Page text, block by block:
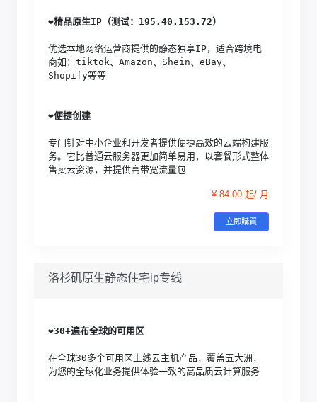
❤️精品原生IP（测试：195.40.153.72）
优选本地网络运营商提供的静态独享IP，适合跨境电
商如：tiktok、Amazon、Shein、eBay、
Shopify等等
❤️便捷创建
专门针对中小企业和开发者提供便捷高效的云端构建服
务。它比普通云服务器更加简单易用，以套餐形式整体
售卖云资源，并提供高带宽流量包
¥ 84.00 起/ 月
立即購買
洛杉矶原生静态住宅ip专线
❤️30+遍布全球的可用区
在全球30多个可用区上线云主机产品，覆盖五大洲，
为您的全球化业务提供体验一致的高品质云计算服务